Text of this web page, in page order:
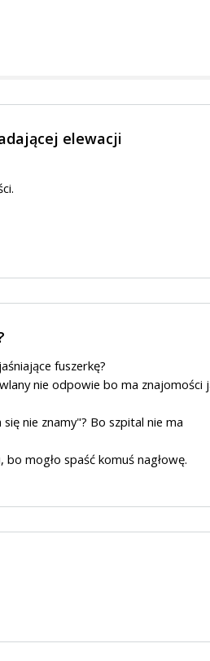
elewacji
fuszerkę?
nie odpowie bo ma znajomości
nie znamy"? Bo szpital nie ma
mogło spaść komuś nagłowę.